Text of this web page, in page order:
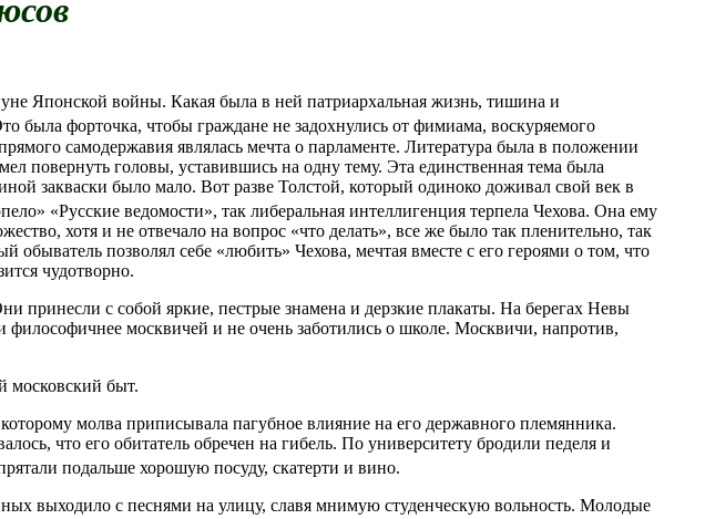
Японской войны. Какая была в ней патриархальная жизнь, тишина и
была форточка, чтобы граждане не задохнулись от фимиама, воскуряемого
самодержавия являлась мечта о парламенте. Литература была в положении
повернуть головы, уставившись на одну тему. Эта единственная тема была
закваски было мало. Вот разве Толстой, который одиноко доживал свой век в
«Русские ведомости», так либеральная интеллигенция терпела Чехова. Она ему
хотя и не отвечало на вопрос «что делать», все же было так пленительно, так
позволял себе «любить» Чехова, мечтая вместе с его героями о том, что
чудотворно.
принесли с собой яркие, пестрые знамена и дерзкие плакаты. На берегах Невы
москвичей и не очень заботились о школе. Москвичи, напротив,
московский быт.
молва приписывала пагубное влияние на его державного племянника.
что его обитатель обречен на гибель. По университету бродили педеля и
подальше хорошую посуду, скатерти и вино.
выходило с песнями на улицу, славя мнимую студенческую вольность. Молодые